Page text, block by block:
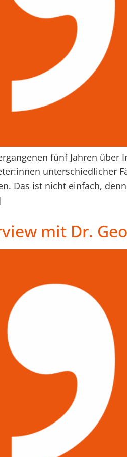
fünf Jahren
unterschiedlicher
Das ist nicht einfach,
mit Dr.